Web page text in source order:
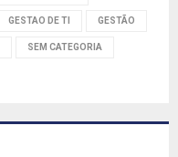
GESTAO DE TI GESTÃO
SEM CATEGORIA